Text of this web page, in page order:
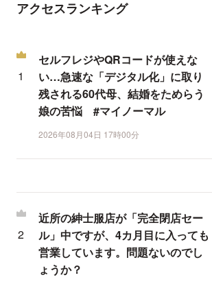
アクセスランキング
セルフレジやQRコードが使えな
い…急速な「デジタル化」に取り
残される60代母、結婚をためらう
娘の苦悩 #マイノーマル
2026年08月04日 17時00分
近所の紳士服店が「完全閉店セー
ル」中ですが、4カ月目に入っても
営業しています。問題ないのでし
ょうか？